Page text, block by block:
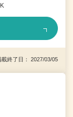
終了日： 2027/03/05